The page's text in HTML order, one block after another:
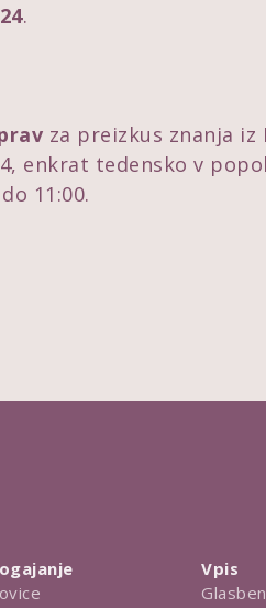
.
za preizkus znanja iz
enkrat tedensko v
11:00.
Vpis